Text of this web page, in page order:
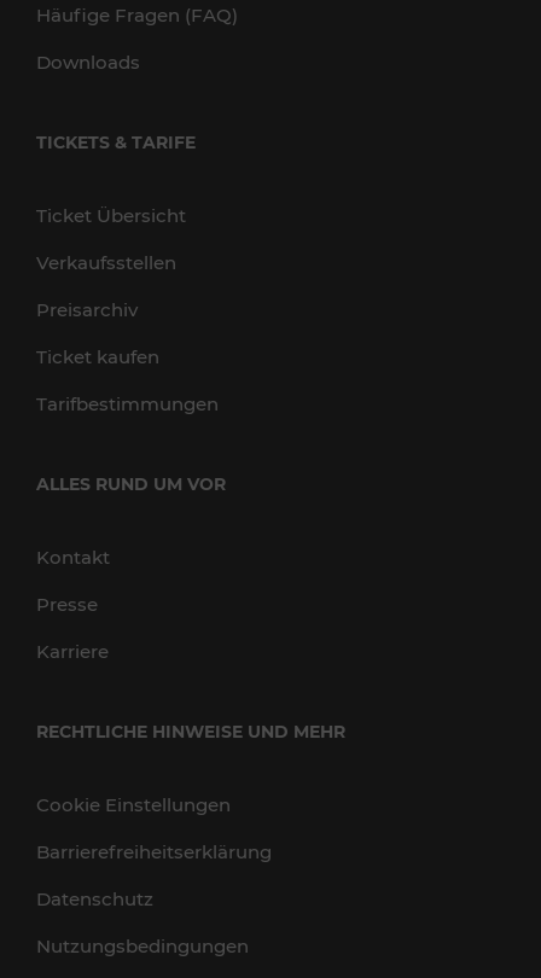
Häufige Fragen (FAQ)
Downloads
TICKETS & TARIFE
Ticket Übersicht
Verkaufsstellen
Preisarchiv
Ticket kaufen
Tarifbestimmungen
ALLES RUND UM VOR
Kontakt
Presse
Karriere
RECHTLICHE HINWEISE UND MEHR
Cookie Einstellungen
Barrierefreiheitserklärung
Datenschutz
Nutzungsbedingungen